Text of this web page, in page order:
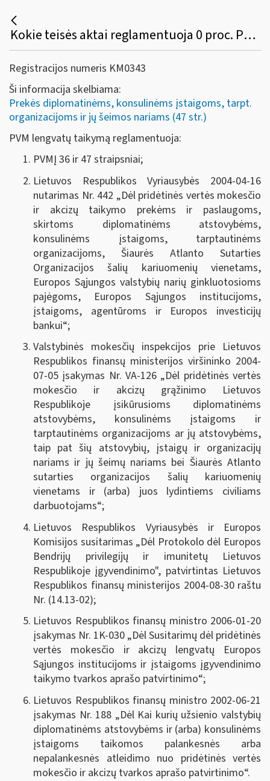
Kokie teisės aktai reglamentuoja 0 proc. PVM tarifo taikymą diplomatinėms atstovybėms, konsulinėms įstaigoms ir tarptautinėms organizacijoms ar jų atstovybėms, taip pat šių atstovybių ir įstaigų nariams ir jų šeimų nariams?
Registracijos numeris KM0343
Ši informacija skelbiama:
Prekės diplomatinėms, konsulinėms įstaigoms, tarpt.
organizacijoms ir jų šeimos nariams (47 str.)
PVM lengvatų taikymą reglamentuoja:
PVMĮ 36 ir 47 straipsniai;
Lietuvos Respublikos Vyriausybės 2004-04-16
nutarimas Nr. 442 „Dėl pridėtinės vertės mokesčio
ir akcizų taikymo prekėms ir paslaugoms,
skirtoms diplomatinėms atstovybėms,
konsulinėms įstaigoms, tarptautinėms
organizacijoms, Šiaurės Atlanto Sutarties
Organizacijos šalių kariuomenių vienetams,
Europos Sąjungos valstybių narių ginkluotosioms
pajėgoms, Europos Sąjungos institucijoms,
įstaigoms, agentūroms ir Europos investicijų
bankui“;
Valstybinės mokesčių inspekcijos prie Lietuvos
Respublikos finansų ministerijos viršininko 2004-
07-05 įsakymas Nr. VA-126 „Dėl pridėtinės vertės
mokesčio ir akcizų grąžinimo Lietuvos
Respublikoje įsikūrusioms diplomatinėms
atstovybėms, konsulinėms įstaigoms ir
tarptautinėms organizacijoms ar jų atstovybėms,
taip pat šių atstovybių, įstaigų ir organizacijų
nariams ir jų šeimų nariams bei Šiaurės Atlanto
sutarties organizacijos šalių kariuomenių
vienetams ir (arba) juos lydintiems civiliams
darbuotojams“;
Lietuvos Respublikos Vyriausybės ir Europos
Komisijos susitarimas „Dėl Protokolo dėl Europos
Bendrijų privilegijų ir imunitetų Lietuvos
Respublikoje įgyvendinimo", patvirtintas Lietuvos
Respublikos finansų ministerijos 2004-08-30 raštu
Nr. (14.13-02);
Lietuvos Respublikos finansų ministro 2006-01-20
įsakymas Nr. 1K-030 „Dėl Susitarimų dėl pridėtinės
vertės mokesčio ir akcizų lengvatų Europos
Sąjungos institucijoms ir įstaigoms įgyvendinimo
taikymo tvarkos aprašo patvirtinimo“;
Lietuvos Respublikos finansų ministro 2002-06-21
įsakymas Nr. 188 „Dėl Kai kurių užsienio valstybių
diplomatinėms atstovybėms ir (arba) konsulinėms
įstaigoms taikomos palankesnės arba
nepalankesnės atleidimo nuo pridėtinės vertės
mokesčio ir akcizų tvarkos aprašo patvirtinimo“.